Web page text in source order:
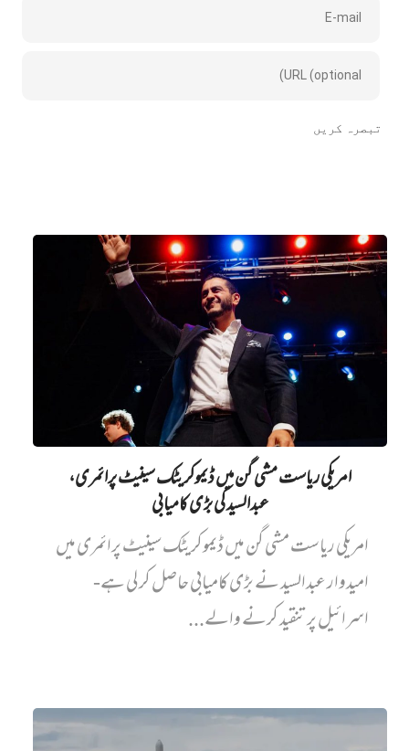
امریکی ریاست مشی گن میں ڈیموکریٹک سینیٹ پرائمری،
عبدالسید کی بڑی کامیابی
امریکی ریاست مشی گن میں ڈیموکریٹک سینیٹ پرائمری میں‌
امیدوار عبدالسید نے بڑی کامیابی حاصل کر لی ہے-
اسرائیل پر تنقید کرنے والے...